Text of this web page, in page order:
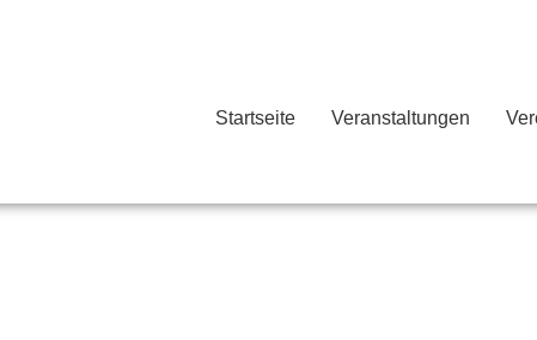
Startseite Veranstaltungen